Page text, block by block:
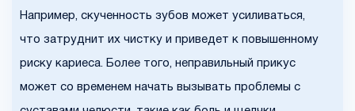
Например, скученность зубов может усиливаться,
что затруднит их чистку и приведет к повышенному
риску кариеса. Более того, неправильный прикус
может со временем начать вызывать проблемы с